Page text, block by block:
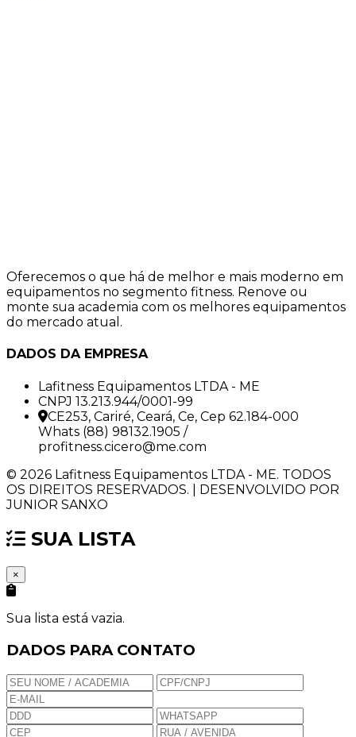
Oferecemos o que há de melhor e mais moderno em
equipamentos no segmento fitness. Renove ou
monte sua academia com os melhores equipamentos
do mercado atual.
DADOS DA EMPRESA
Lafitness Equipamentos LTDA - ME
CNPJ 13.213.944/0001-99
CE253, Cariré, Ceará, Ce, Cep 62.184-000
Whats (88) 98132.1905 /
profitness.cicero@me.com
© 2026 Lafitness Equipamentos LTDA - ME. TODOS
OS DIREITOS RESERVADOS. | DESENVOLVIDO POR
JUNIOR SANXO
SUA LISTA
×
Sua lista está vazia.
DADOS PARA CONTATO